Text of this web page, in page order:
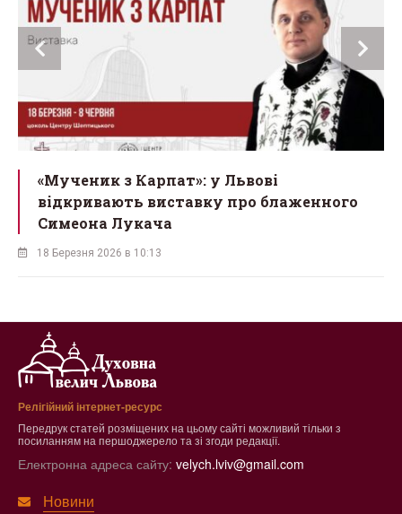
«Мученик з Карпат»: у Львові
відкривають виставку про блаженного
Симеона Лукача
18 Березня 2026 в 10:13
Релігійний інтернет-ресурс
Передрук статей розміщених на цьому сайті можливий тільки з
посиланням на першоджерело та зі згоди редакції.
Електронна адреса сайту: velych.lviv@gmail.com
Новини